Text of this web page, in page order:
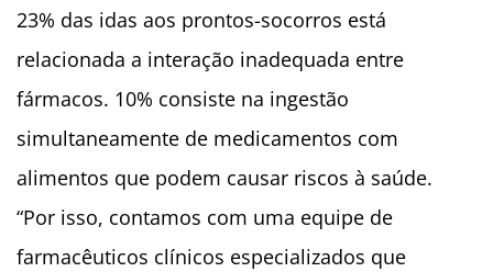
23% das idas aos prontos-socorros está
relacionada a interação inadequada entre
fármacos. 10% consiste na ingestão
simultaneamente de medicamentos com
alimentos que podem causar riscos à saúde.
“Por isso, contamos com uma equipe de
farmacêuticos clínicos especializados que